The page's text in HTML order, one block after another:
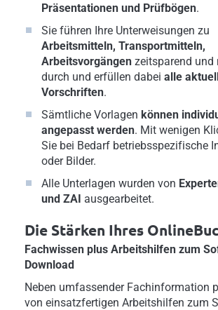
Präsentationen und Prüfbögen.
Sie führen Ihre Unterweisungen zu
Arbeitsmitteln, Transportmitteln,
Arbeitsvorgängen zeitsparend und
durch und erfüllen dabei alle
Vorschriften.
Sämtliche Vorlagen können
angepasst werden. Mit wenigen
Sie bei Bedarf betriebsspezifische
oder Bilder.
Alle Unterlagen wurden von
und ZAI ausgearbeitet.
Die Stärken Ihres
Fachwissen plus Arbeitshilfen zum
Download
Neben umfassender Fachinformation
von einsatzfertigen Arbeitshilfen zum